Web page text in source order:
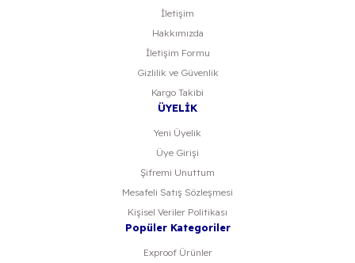
Gönder
İletişim
Hakkımızda
İletişim Formu
Gizlilik ve Güvenlik
Kargo Takibi
ÜYELİK
Yeni Üyelik
Üye Girişi
Şifremi Unuttum
Mesafeli Satış Sözleşmesi
Kişisel Veriler Politikası
Popüler Kategoriler
Exproof Ürünler